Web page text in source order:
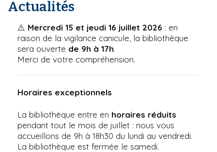
A
Actualités
⚠️ Mercredi 15 et jeudi 16 juillet 2026 : en
raison de la vigilance canicule, la bibliothèque
sera ouverte de 9h à 17h.
Merci de votre compréhension.
Horaires exceptionnels
La bibliothèque entre en horaires réduits
pendant tout le mois de juillet : nous vous
accueillons de 9h à 18h30 du lundi au vendredi.
La bibliothèque est fermée le samedi.